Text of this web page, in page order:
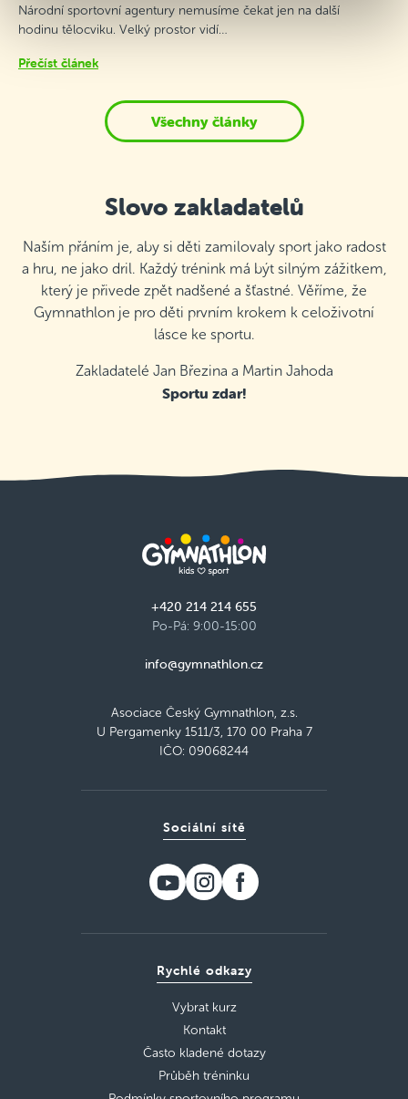
Národní sportovní agentury nemusíme čekat jen na další
hodinu tělocviku. Velký prostor vidí…
Přečíst článek
Všechny články
Slovo zakladatelů
Naším přáním je, aby si děti zamilovaly sport jako radost
a hru, ne jako dril. Každý trénink má být silným zážitkem,
který je přivede zpět nadšené a šťastné. Věříme, že
Gymnathlon je pro děti prvním krokem k celoživotní
lásce ke sportu.
Zakladatelé Jan Březina a Martin Jahoda
Sportu zdar!
+420 214 214 655
Po-Pá: 9:00-15:00
info@gymnathlon.cz
Asociace Český Gymnathlon, z.s.
U Pergamenky 1511/3, 170 00 Praha 7
IČO: 09068244
Rychlé odkazy
Vybrat kurz
Kontakt
Často kladené dotazy
Průběh tréninku
Sociální sítě